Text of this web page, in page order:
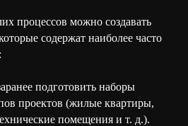
процессов можно создавать
содержат наиболее часто
подготовить наборы
проектов (жилые квартиры,
помещения и т. д.).